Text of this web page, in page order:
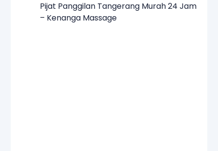
Pijat Panggilan Tangerang Murah 24 Jam
– Kenanga Massage